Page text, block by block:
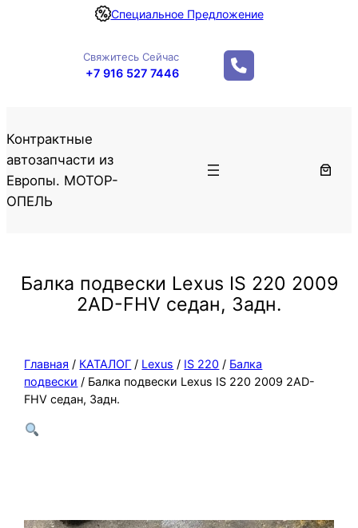
r
Специальное Предложение
Свяжитесь Сейчас
+7 916 527 7446
Контрактные
автозапчасти из
Европы. МОТОР-
ОПЕЛЬ
Балка подвески Lexus IS 220 2009
2AD-FHV седан, Задн.
Главная / КАТАЛОГ / Lexus / IS 220 / Балка
подвески / Балка подвески Lexus IS 220 2009 2AD-
FHV седан, Задн.